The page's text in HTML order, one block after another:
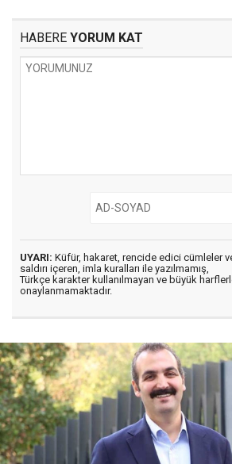
HABERE YORUM KAT
UYARI: Küfür, hakaret, rencide edici cümleler
saldırı içeren, imla kuralları ile yazılmamış,
Türkçe karakter kullanılmayan ve büyük
onaylanmamaktadır.